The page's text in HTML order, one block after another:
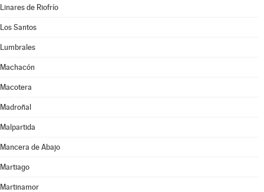
Linares de Riofrío
Los Santos
Lumbrales
Machacón
Macotera
Madroñal
Malpartida
Mancera de Abajo
Martiago
Martinamor